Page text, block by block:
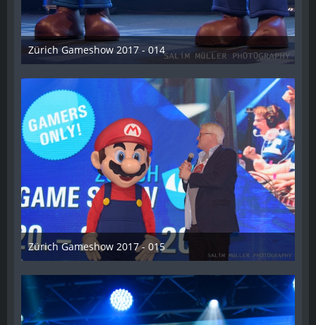
Zürich Gameshow 2017 - 014
28. Oktober 2017
Zürich Gameshow 2017 - 015
28. Oktober 2017